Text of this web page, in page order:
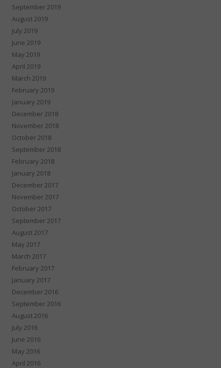
September 2019
August 2019
July 2019
June 2019
May 2019
April 2019
March 2019
February 2019
January 2019
December 2018
November 2018
October 2018
September 2018
February 2018
January 2018
December 2017
November 2017
October 2017
September 2017
August 2017
May 2017
March 2017
February 2017
January 2017
December 2016
September 2016
August 2016
July 2016
June 2016
May 2016
April 2016